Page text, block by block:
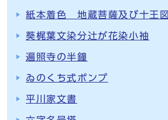
紙本着色 地蔵菩薩及び十王図
葵梶葉文染分辻が花染小袖
遍照寺の半鐘
ゐのくち式ポンプ
平川家文書